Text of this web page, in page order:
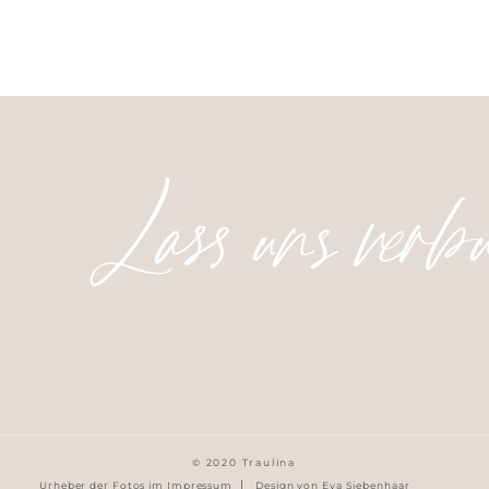
© 2020 Traulina
Urheber der Fotos im Impressum
Design von Eva Siebenhaar
|
Lass uns